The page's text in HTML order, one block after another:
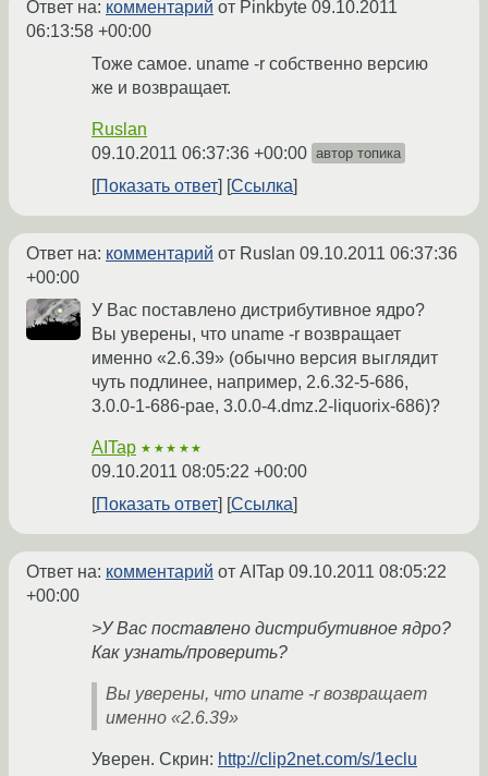
Ответ на: комментарий от Pinkbyte 09.10.2011
06:13:58 +00:00
Тоже самое. uname -r собственно версию
же и возвращает.
Ruslan
09.10.2011 06:37:36 +00:00 автор топика
Показать ответ Ссылка
Ответ на: комментарий от Ruslan 09.10.2011 06:37:36
+00:00
У Вас поставлено дистрибутивное ядро?
Вы уверены, что uname -r возвращает
именно «2.6.39» (обычно версия выглядит
чуть подлинее, например, 2.6.32-5-686,
3.0.0-1-686-pae, 3.0.0-4.dmz.2-liquorix-686)?
AITap ★★★★★
09.10.2011 08:05:22 +00:00
Показать ответ
Ссылка
Ответ на: комментарий от AITap 09.10.2011 08:05:22
+00:00
>У Вас поставлено дистрибутивное ядро?
Как узнать/проверить?
Вы уверены, что uname -r возвращает
именно «2.6.39»
Уверен. Скрин: http://clip2net.com/s/1eclu